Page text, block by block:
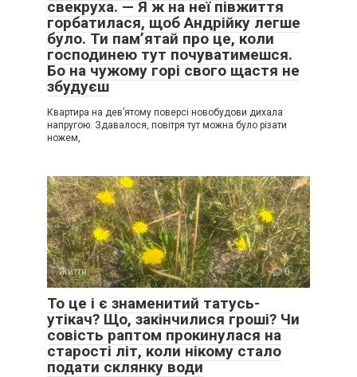
свекруха. — Я ж на неї півжиття
горбатилася, щоб Андрійку легше
було. Ти пам’ятай про це, коли
господинею тут почуватимешся.
Бо на чужому горі свого щастя не
збудуєш
Квартира на дев’ятому поверсі новобудови дихала
напругою. Здавалося, повітря тут можна було різати
ножем,
Життя 0
То це і є знаменитий татусь-
утікач? Що, закінчилися гроші? Чи
совість раптом прокинулася на
старості літ, коли нікому стало
подати склянку води